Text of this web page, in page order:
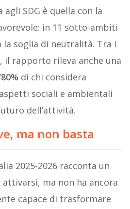
agli SDG è quella con la
in 11 sotto-ambiti
la soglia di neutralità. Tra i
rapporto rileva anche una
80% di chi considera
sociali e ambientali
dell’attività.
ma non basta
2025-2026 racconta un
attivarsi, ma non ha ancora
capace di trasformare